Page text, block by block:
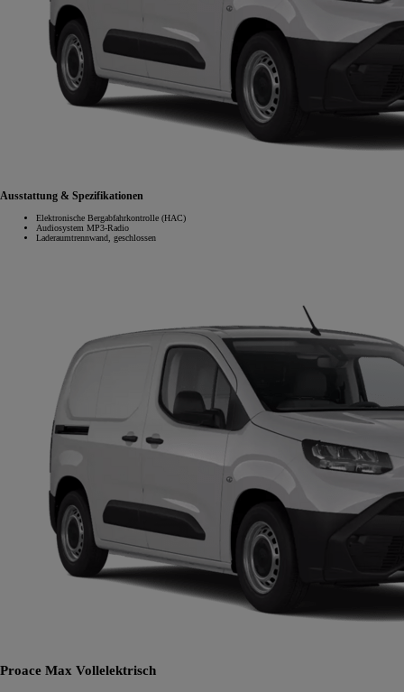
Ausstattung & Spezifikationen
Elektronische Bergabfahrkontrolle (HAC)
Audiosystem MP3-Radio
Laderaumtrennwand, geschlossen
Proace Max Vollelektrisch